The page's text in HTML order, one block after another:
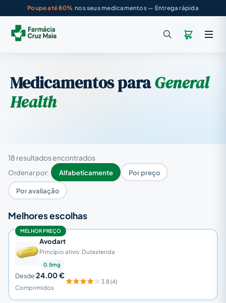
Poupe até 80% nos seus medicamentos — Entrega rápida
Medicamentos paraGeneral
Health
18 resultados encontrados
Ordenar por: Alfabeticamente Por preço
Por avaliação
Melhores escolhas
MELHOR PREÇO
Avodart
Princípio ativo: Dutasterida
0.5mg
Desde24.00 €
Comprimidos
3.8 (4)